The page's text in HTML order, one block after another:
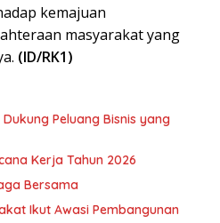
kemajuan
masyarakat yang
(ID/RK1)
Peluang Bisnis yang
Kerja Tahun 2026
Bersama
Ikut Awasi Pembangunan